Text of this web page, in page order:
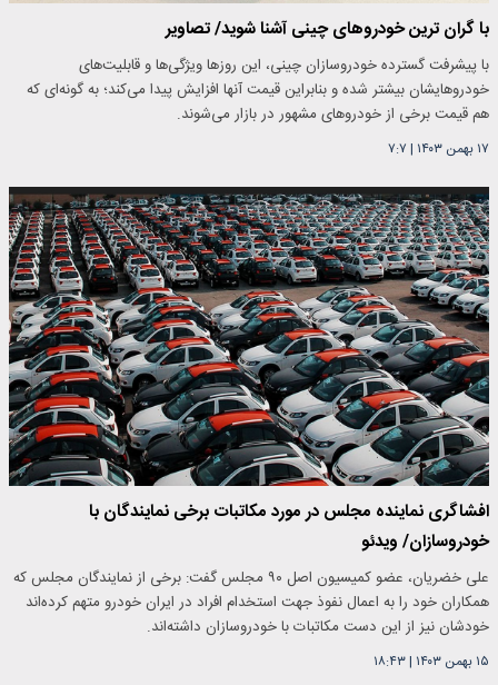
با گران ترین خودرو‌های چینی آشنا شوید/ تصاویر
با پیشرفت گسترده خودروسازان چینی، این روز‌ها ویژگی‌ها و قابلیت‌های
خودروهایشان بیشتر شده و بنابراین قیمت آنها افزایش پیدا می‌کند؛ به گونه‌ای که
هم قیمت برخی از خودرو‌های مشهور در بازار می‌شوند.
۱۷ بهمن ۱۴۰۳ | ۷:۷
افشاگری نماینده مجلس در مورد مکاتبات برخی نمایندگان با
خودروسازان/ ویدئو
علی خضریان، عضو کمیسیون اصل ۹۰ مجلس گفت: برخی از نمایندگان مجلس که
همکاران خود را به اعمال نفوذ جهت استخدام افراد در ایران خودرو متهم کرده‌اند
خودشان نیز از این دست مکاتبات با خودروسازان داشته‌اند.
۱۵ بهمن ۱۴۰۳ |۱۸:۴۳